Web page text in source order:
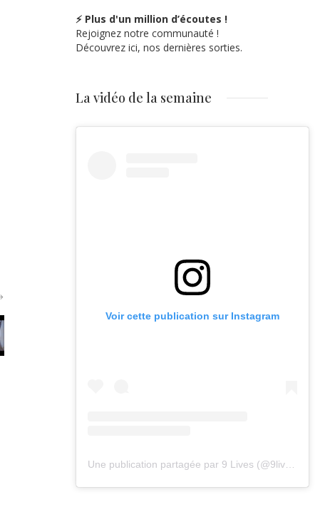
⚡ Plus d'un million d’écoutes !
Rejoignez notre communauté !
Découvrez ici, nos dernières sorties.
La vidéo de la semaine
Voir cette publication sur Instagram